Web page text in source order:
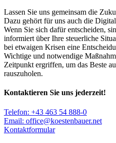
Lassen Sie uns gemeinsam die
Dazu gehört für uns auch die
Wenn Sie sich dafür entscheiden,
informiert über Ihre steuerliche
bei etwaigen Krisen eine
Wichtige und notwendige
Zeitpunkt ergriffen, um das Beste
rauszuholen.
Kontaktieren Sie uns jederzeit!
Telefon: +43 463 54 888-0
Email: office@koestenbauer.net
Kontaktformular